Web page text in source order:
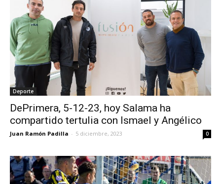
Deporte
DePrimera, 5-12-23, hoy Salama ha
compartido tertulia con Ismael y Angélico
Juan Ramón Padilla - 5 diciembre, 2023 0